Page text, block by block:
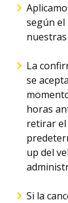
según el
La
se
horas
retirar el
up del
Si la